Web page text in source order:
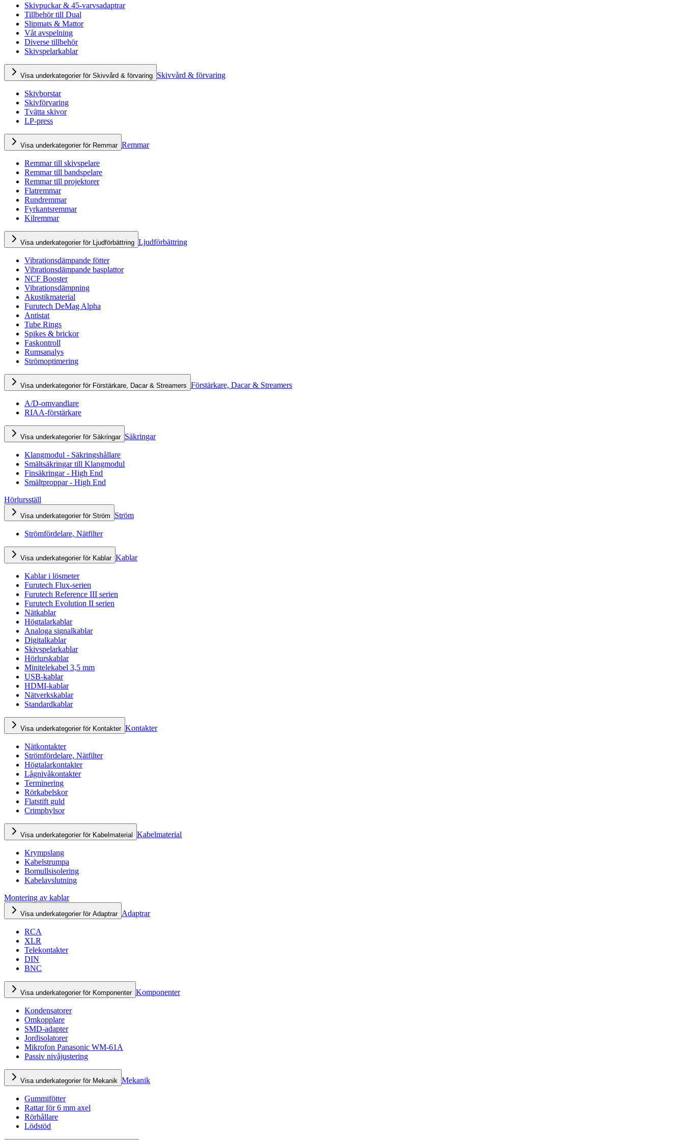
Skivpuckar & 45-varvsadaptrar
Tillbehör till Dual
Slipmats & Mattor
Våt avspelning
Diverse tillbehör
Skivspelarkablar
Visa underkategorier för Skivvård & förvaring Skivvård & förvaring
Skivborstar
Skivförvaring
Tvätta skivor
LP-press
Visa underkategorier för Remmar Remmar
Remmar till skivspelare
Remmar till bandspelare
Remmar till projektorer
Flatremmar
Rundremmar
Fyrkantsremmar
Kilremmar
Visa underkategorier för Ljudförbättring Ljudförbättring
Vibrationsdämpande fötter
Vibrationsdämpande basplattor
NCF Booster
Vibrationsdämpning
Akustikmaterial
Furutech DeMag Alpha
Antistat
Tube Rings
Spikes & brickor
Faskontroll
Rumsanalys
Strömoptimering
Visa underkategorier för Förstärkare, Dacar & Streamers Förstärkare, Dacar & Streamers
A/D-omvandlare
RIAA-förstärkare
Visa underkategorier för Säkringar Säkringar
Klangmodul - Säkringshållare
Smältsäkringar till Klangmodul
Finsäkringar - High End
Smältproppar - High End
Hörlursställ
Visa underkategorier för Ström Ström
Strömfördelare, Nätfilter
Visa underkategorier för Kablar Kablar
Kablar i lösmeter
Furutech Flux-serien
Furutech Reference III serien
Furutech Evolution II serien
Nätkablar
Högtalarkablar
Analoga signalkablar
Digitalkablar
Skivspelarkablar
Hörlurskablar
Minitelekabel 3,5 mm
USB-kablar
HDMI-kablar
Nätverkskablar
Standardkablar
Visa underkategorier för Kontakter Kontakter
Nätkontakter
Strömfördelare, Nätfilter
Högtalarkontakter
Lågnivåkontakter
Terminering
Rörkabelskor
Flatstift guld
Crimphylsor
Visa underkategorier för Kabelmaterial Kabelmaterial
Krympslang
Kabelstrumpa
Bomullsisolering
Kabelavslutning
Montering av kablar
Visa underkategorier för Adaptrar Adaptrar
RCA
XLR
Telekontakter
DIN
BNC
Visa underkategorier för Komponenter Komponenter
Kondensatorer
Omkopplare
SMD-adapter
Jordisolatorer
Mikrofon Panasonic WM-61A
Passiv nivåjustering
Visa underkategorier för Mekanik Mekanik
Gummifötter
Rattar för 6 mm axel
Rörhållare
Lödstöd